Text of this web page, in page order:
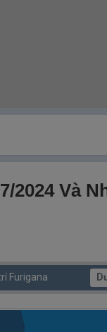
2024 Và
Furigana